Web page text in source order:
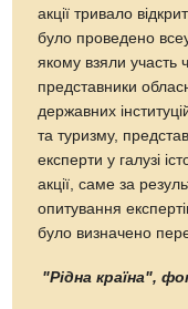
акції тривало
було проведено
якому взяли участь
представники
державних
та туризму,
експерти у галузі
акції, саме за
опитування
було визначено
"Рідна країна",